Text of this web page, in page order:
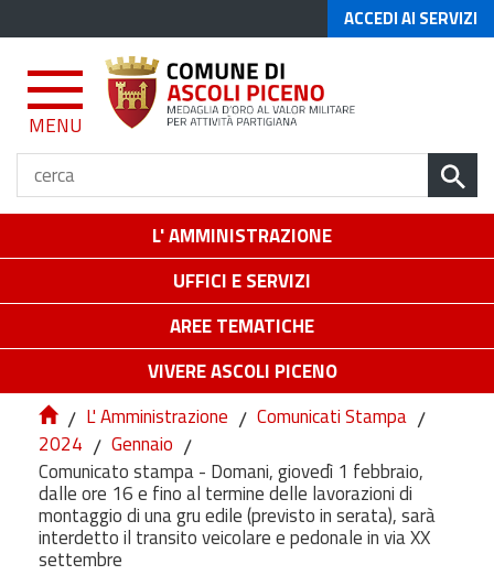
ACCEDI AI SERVIZI
MENU
L' AMMINISTRAZIONE
UFFICI E SERVIZI
AREE TEMATICHE
VIVERE ASCOLI PICENO
/ L' Amministrazione / Comunicati Stampa /
2024 / Gennaio /
Comunicato stampa - Domani, giovedì 1 febbraio,
dalle ore 16 e fino al termine delle lavorazioni di
montaggio di una gru edile (previsto in serata), sarà
interdetto il transito veicolare e pedonale in via XX
settembre